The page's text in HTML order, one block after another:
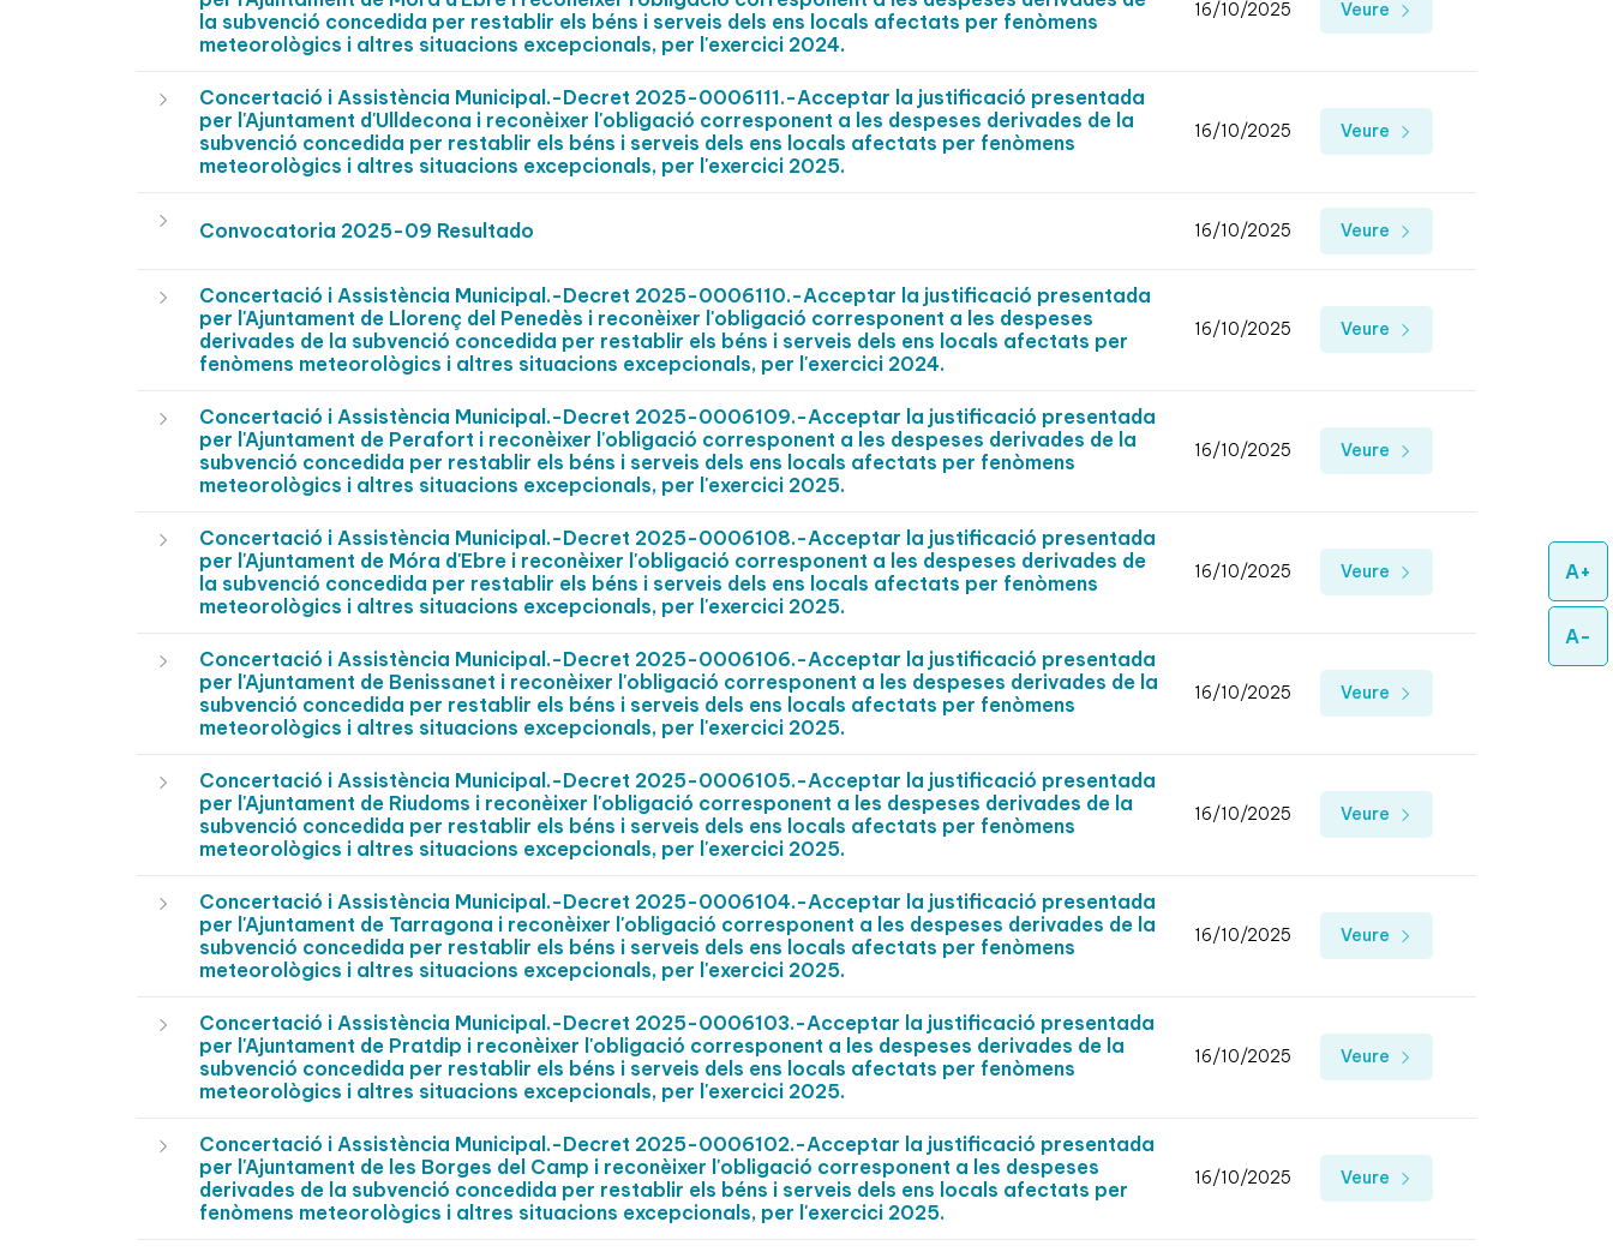
A+
A-
la subvenció concedida per restablir els béns i serveis dels ens locals afectats per fenòmens
meteorològics i altres situacions excepcionals, per l'exercici 2024.
16/10/2025 Veure
Concertació i Assistència Municipal.-Decret 2025-0006111.-Acceptar la justificació presentada
per l'Ajuntament d'Ulldecona i reconèixer l'obligació corresponent a les despeses derivades de la
subvenció concedida per restablir els béns i serveis dels ens locals afectats per fenòmens
meteorològics i altres situacions excepcionals, per l'exercici 2025.
16/10/2025 Veure
Convocatoria 2025-09 Resultado 16/10/2025 Veure
Concertació i Assistència Municipal.-Decret 2025-0006110.-Acceptar la justificació presentada
per l'Ajuntament de Llorenç del Penedès i reconèixer l'obligació corresponent a les despeses
derivades de la subvenció concedida per restablir els béns i serveis dels ens locals afectats per
fenòmens meteorològics i altres situacions excepcionals, per l'exercici 2024.
16/10/2025 Veure
Concertació i Assistència Municipal.-Decret 2025-0006109.-Acceptar la justificació presentada
per l'Ajuntament de Perafort i reconèixer l'obligació corresponent a les despeses derivades de la
subvenció concedida per restablir els béns i serveis dels ens locals afectats per fenòmens
meteorològics i altres situacions excepcionals, per l'exercici 2025.
16/10/2025 Veure
Concertació i Assistència Municipal.-Decret 2025-0006108.-Acceptar la justificació presentada
per l'Ajuntament de Móra d'Ebre i reconèixer l'obligació corresponent a les despeses derivades de
la subvenció concedida per restablir els béns i serveis dels ens locals afectats per fenòmens
meteorològics i altres situacions excepcionals, per l'exercici 2025.
16/10/2025 Veure
Concertació i Assistència Municipal.-Decret 2025-0006106.-Acceptar la justificació presentada
per l'Ajuntament de Benissanet i reconèixer l'obligació corresponent a les despeses derivades de la
subvenció concedida per restablir els béns i serveis dels ens locals afectats per fenòmens
meteorològics i altres situacions excepcionals, per l'exercici 2025.
16/10/2025 Veure
Concertació i Assistència Municipal.-Decret 2025-0006105.-Acceptar la justificació presentada
per l'Ajuntament de Riudoms i reconèixer l'obligació corresponent a les despeses derivades de la
subvenció concedida per restablir els béns i serveis dels ens locals afectats per fenòmens
meteorològics i altres situacions excepcionals, per l'exercici 2025.
16/10/2025 Veure
Concertació i Assistència Municipal.-Decret 2025-0006104.-Acceptar la justificació presentada
per l'Ajuntament de Tarragona i reconèixer l'obligació corresponent a les despeses derivades de la
subvenció concedida per restablir els béns i serveis dels ens locals afectats per fenòmens
meteorològics i altres situacions excepcionals, per l'exercici 2025.
16/10/2025 Veure
Concertació i Assistència Municipal.-Decret 2025-0006103.-Acceptar la justificació presentada
per l'Ajuntament de Pratdip i reconèixer l'obligació corresponent a les despeses derivades de la
subvenció concedida per restablir els béns i serveis dels ens locals afectats per fenòmens
meteorològics i altres situacions excepcionals, per l'exercici 2025.
16/10/2025 Veure
Concertació i Assistència Municipal.-Decret 2025-0006102.-Acceptar la justificació presentada
per l'Ajuntament de les Borges del Camp i reconèixer l'obligació corresponent a les despeses
derivades de la subvenció concedida per restablir els béns i serveis dels ens locals afectats per
fenòmens meteorològics i altres situacions excepcionals, per l'exercici 2025.
16/10/2025 Veure